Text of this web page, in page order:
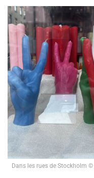
Dans les rues de Stockholm ©